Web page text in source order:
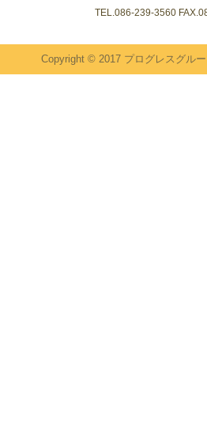
TEL.086-239-3560
Copyright © 2017 プログレスグル